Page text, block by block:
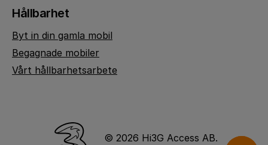
Hållbarhet
Byt in din gamla mobil
Begagnade mobiler
Vårt hållbarhetsarbete
© 2026 Hi3G Access AB.